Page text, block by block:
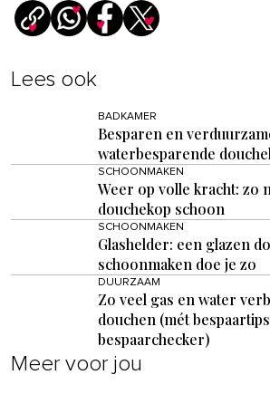
Lees ook
BADKAMER
Besparen en
waterbesparende
SCHOONMAKEN
Weer op volle kracht: zo
douchekop schoon
SCHOONMAKEN
Glashelder: een glazen
schoonmaken doe je zo
DUURZAAM
Zo veel gas en water
douchen (mét
bespaarchecker)
Meer voor jou